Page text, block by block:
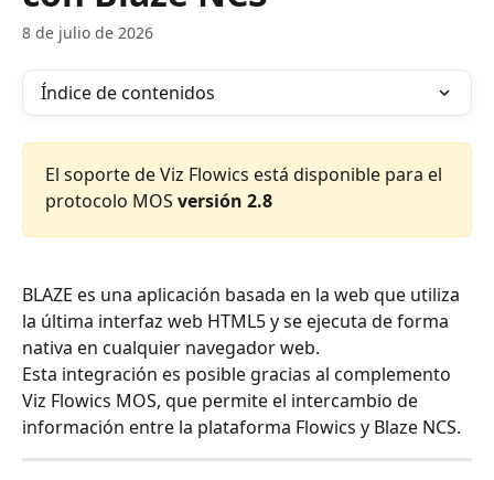
8 de julio de 2026
Índice de contenidos
El soporte de Viz Flowics está disponible para el
protocolo MOS versión 2.8
BLAZE es una aplicación basada en la web que utiliza
la última interfaz web HTML5 y se ejecuta de forma
nativa en cualquier navegador web.
Esta integración es posible gracias al complemento
Viz Flowics MOS, que permite el intercambio de
información entre la plataforma Flowics y Blaze NCS.